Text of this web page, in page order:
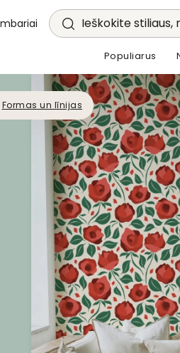
Ieškokite stiliaus,
Populiarus
Formas un līnijas